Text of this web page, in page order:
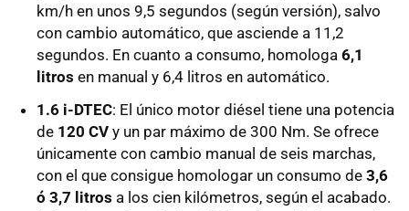
km/h en unos 9,5 segundos (según versión), salvo
con cambio automático, que asciende a 11,2
segundos. En cuanto a consumo, homologa 6,1
litros en manual y 6,4 litros en automático.
1.6 i-DTEC: El único motor diésel tiene una potencia
de 120 CV y un par máximo de 300 Nm. Se ofrece
únicamente con cambio manual de seis marchas,
con el que consigue homologar un consumo de 3,6
ó 3,7 litros a los cien kilómetros, según el acabado.